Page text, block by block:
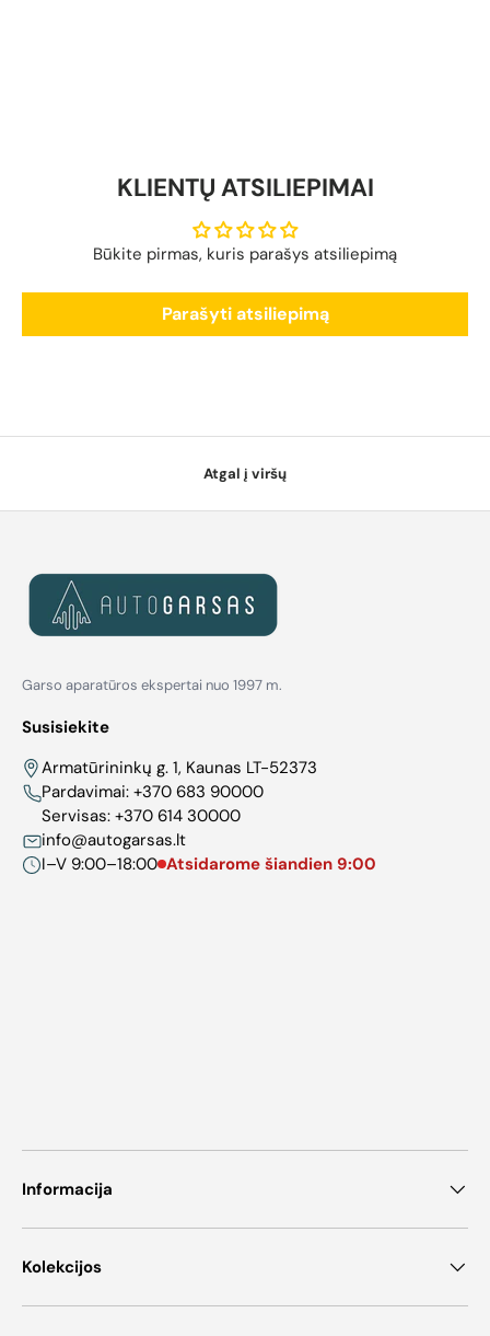
KLIENTŲ ATSILIEPIMAI
Būkite pirmas, kuris parašys atsiliepimą
Parašyti atsiliepimą
Atgal į viršų
Garso aparatūros ekspertai nuo 1997 m.
Susisiekite
Armatūrininkų g. 1, Kaunas LT-52373
Pardavimai: +370 683 90000
Servisas: +370 614 30000
info@autogarsas.lt
I–V 9:00–18:00 Atsidarome šiandien 9:00
Informacija
Kolekcijos